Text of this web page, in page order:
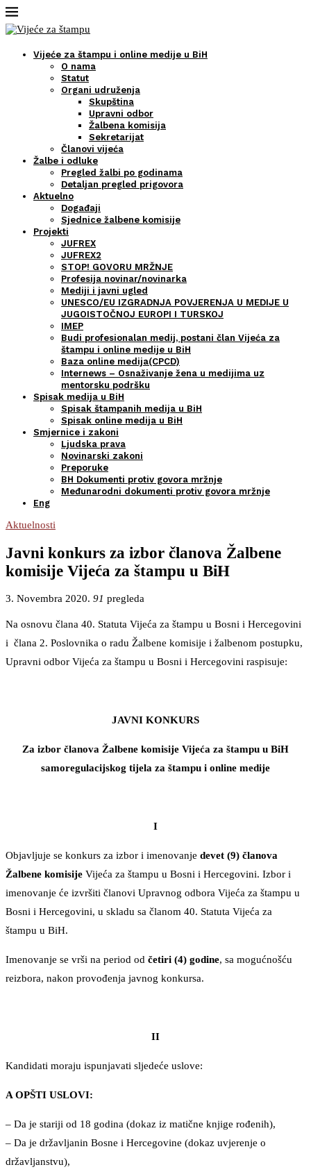
Vijeće za štampu i online medije u BiH
O nama
Statut
Organi udruženja
Skupština
Upravni odbor
Žalbena komisija
Sekretarijat
Članovi vijeća
Žalbe i odluke
Pregled žalbi po godinama
Detaljan pregled prigovora
Aktuelno
Događaji
Sjednice žalbene komisije
Projekti
JUFREX
JUFREX2
STOP! GOVORU MRŽNJE
Profesija novinar/novinarka
Mediji i javni ugled
UNESCO/EU IZGRADNJA POVJERENJA U MEDIJE U
JUGOISTOČNOJ EUROPI I TURSKOJ
IMEP
Budi profesionalan medij, postani član Vijeća za
štampu i online medije u BiH
Baza online medija(CPCD)
Internews – Osnaživanje žena u medijima uz
mentorsku podršku
Spisak medija u BiH
Spisak štampanih medija u BiH
Spisak online medija u BiH
Smjernice i zakoni
Ljudska prava
Novinarski zakoni
Preporuke
BH Dokumenti protiv govora mržnje
Međunarodni dokumenti protiv govora mržnje
Eng
Aktuelnosti
Javni konkurs za izbor članova Žalbene
komisije Vijeća za štampu u BiH
3. Novembra 2020. 91 pregleda
Na osnovu člana 40. Statuta Vijeća za štampu u Bosni i Hercegovini
i člana 2. Poslovnika o radu Žalbene komisije i žalbenom postupku,
Upravni odbor Vijeća za štampu u Bosni i Hercegovini raspisuje:
JAVNI KONKURS
Za izbor članova Žalbene komisije Vijeća za štampu u BiH
samoregulacijskog tijela za štampu i online medije
I
Objavljuje se konkurs za izbor i imenovanje devet (9) članova
Žalbene komisije Vijeća za štampu u Bosni i Hercegovini. Izbor i
imenovanje će izvršiti članovi Upravnog odbora Vijeća za štampu u
Bosni i Hercegovini, u skladu sa članom 40. Statuta Vijeća za
štampu u BiH.
Imenovanje se vrši na period od četiri (4) godine, sa mogućnošću
reizbora, nakon provođenja javnog konkursa.
II
Kandidati moraju ispunjavati sljedeće uslove:
A OPŠTI USLOVI:
– Da je stariji od 18 godina (dokaz iz matične knjige rođenih),
– Da je državljanin Bosne i Hercegovine (dokaz uvjerenje o
državljanstvu),